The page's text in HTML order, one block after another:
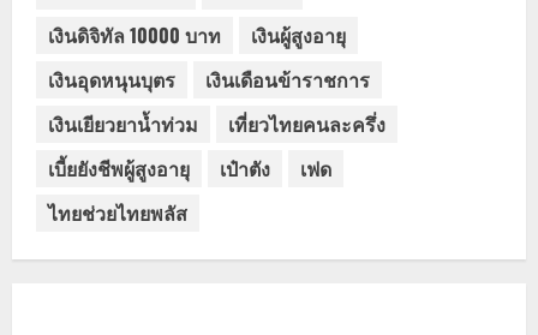
เงินดิจิทัล 10000 บาท
เงินผู้สูงอายุ
เงินอุดหนุนบุตร
เงินเดือนข้าราชการ
เงินเยียวยาน้ำท่วม
เที่ยวไทยคนละครึ่ง
เบี้ยยังชีพผู้สูงอายุ
เป๋าตัง
เฟด
ไทยช่วยไทยพลัส